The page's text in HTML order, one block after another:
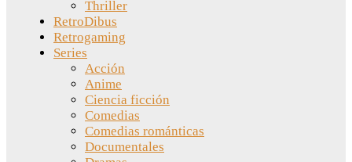
Thriller
RetroDibus
Retrogaming
Series
Acción
Anime
Ciencia ficción
Comedias
Comedias románticas
Documentales